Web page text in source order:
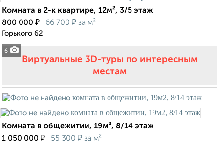
6
Комната в 2-к квартире, 12м², 3/5 этаж
800 000 ₽ 66 700 ₽ за м²
Горького 62
Виртуальные 3D-туры по интересным
местам
Комната в общежитии, 19м², 8/14 этаж
1 050 000 ₽ 55 300 ₽ за м²